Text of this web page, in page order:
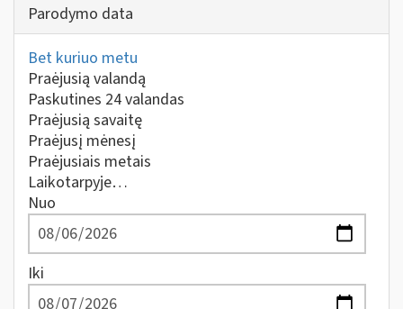
Parodymo data
Bet kuriuo metu
Praėjusią valandą
Paskutines 24 valandas
Praėjusią savaitę
Praėjusį mėnesį
Praėjusiais metais
Laikotarpyje…
Nuo
Iki